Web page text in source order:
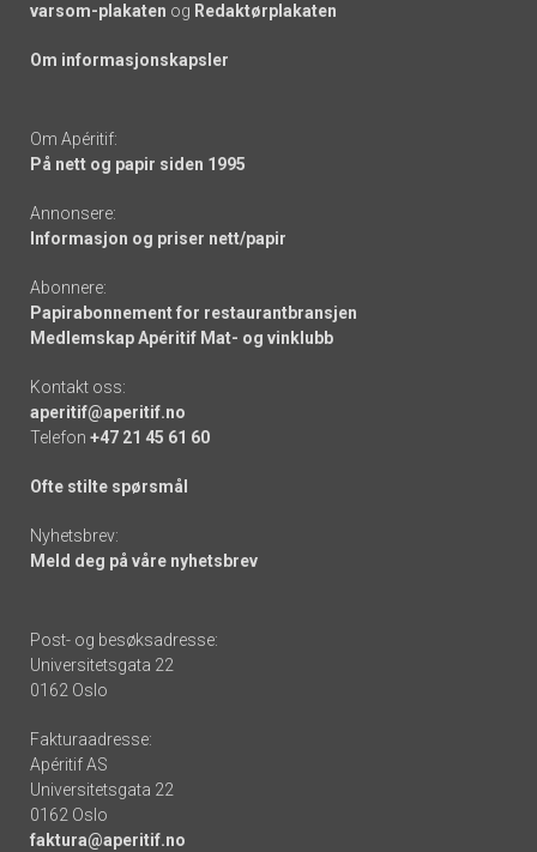
varsom-plakaten og Redaktørplakaten
Om informasjonskapsler
Om Apéritif:
På nett og papir siden 1995
Annonsere:
Informasjon og priser nett/papir
Abonnere:
Papirabonnement for restaurantbransjen
Medlemskap Apéritif Mat- og vinklubb
Kontakt oss:
aperitif@aperitif.no
Telefon +47 21 45 61 60
Ofte stilte spørsmål
Nyhetsbrev:
Meld deg på våre nyhetsbrev
Post- og besøksadresse:
Universitetsgata 22
0162 Oslo
Fakturaadresse:
Apéritif AS
Universitetsgata 22
0162 Oslo
faktura@aperitif.no